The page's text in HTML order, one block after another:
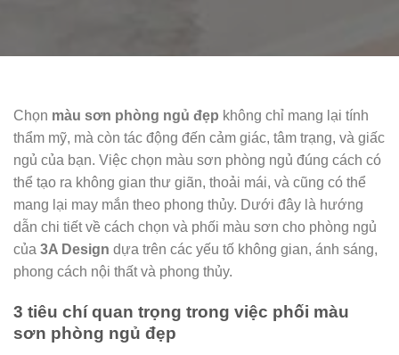
Chọn màu sơn phòng ngủ đẹp không chỉ mang lại tính
thẩm mỹ, mà còn tác động đến cảm giác, tâm trạng, và giấc
ngủ của bạn. Việc chọn màu sơn phòng ngủ đúng cách có
thể tạo ra không gian thư giãn, thoải mái, và cũng có thể
mang lại may mắn theo phong thủy. Dưới đây là hướng
dẫn chi tiết về cách chọn và phối màu sơn cho phòng ngủ
của 3A Design dựa trên các yếu tố không gian, ánh sáng,
phong cách nội thất và phong thủy.
3 tiêu chí quan trọng trong việc phối màu
sơn phòng ngủ đẹp